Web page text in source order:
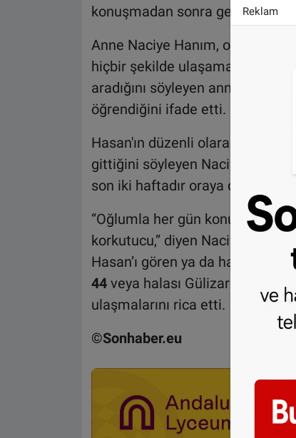
konuşmadan sonra genç
Anne Naciye Hanım, oğluna
hiçbir şekilde ulaşamadığını
aradığını söyleyen anne,
öğrendiğini ifade etti.
Hasan'ın düzenli olarak
gittiğini söyleyen Naciye
son iki haftadır oraya da
“Oğlumla her gün konuşurduk.
korkutucu,” diyen Naciye
Hasan’ı gören ya da hakkında
44veya halası Gülizar Temur’a
ulaşmalarını rica etti.
©Sonhaber.eu
Reklam